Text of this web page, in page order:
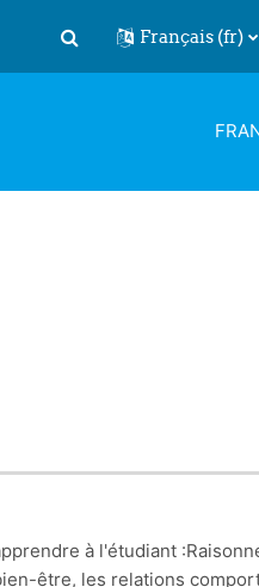
Activer/désactiver la
Français ‎(fr)‎
à l'étudiant
être, les relations